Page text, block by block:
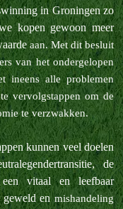
in Groningen zo
kopen gewoon meer
aan. Met dit besluit
van het ondergelopen
ineens alle problemen
vervolgstappen om de
te verzwakken.
kunnen veel doelen
de
vitaal en leefbaar
geweld enmishandeling